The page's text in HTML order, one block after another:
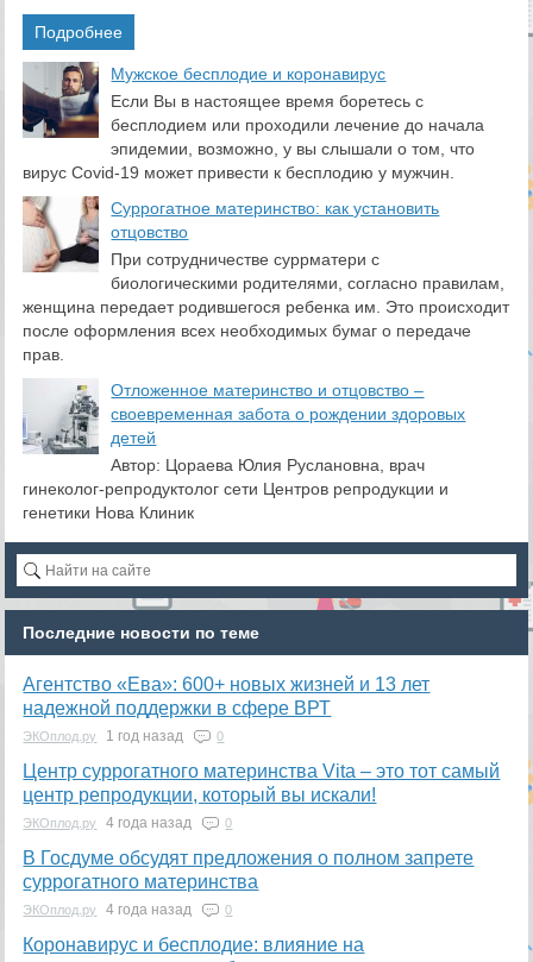
Подробнее
​Мужское бесплодие и коронавирус
Если Вы в настоящее время боретесь с
бесплодием или проходили лечение до начала
эпидемии, возможно, у вы слышали о том, что
вирус Covid-19 может привести к бесплодию у мужчин.
Суррогатное материнство: как установить
отцовство
При сотрудничестве суррматери с
биологическими родителями, согласно правилам,
женщина передает родившегося ребенка им. Это происходит
после оформления всех необходимых бумаг о передаче
прав.
Отложенное материнство и отцовство –
своевременная забота о рождении здоровых
детей
Автор: Цораева Юлия Руслановна, врач
гинеколог-репродуктолог сети Центров репродукции и
генетики Нова Клиник
Последние новости по теме
Агентство «Ева»: 600+ новых жизней и 13 лет
надежной поддержки в сфере ВРТ
ЭКОплод.ру 1 год назад 0
​Центр суррогатного материнства Vita – это тот самый
центр репродукции, который вы искали!
ЭКОплод.ру 4 года назад 0
В Госдуме обсудят предложения о полном запрете
суррогатного материнства
ЭКОплод.ру 4 года назад 0
Коронавирус и бесплодие: влияние на